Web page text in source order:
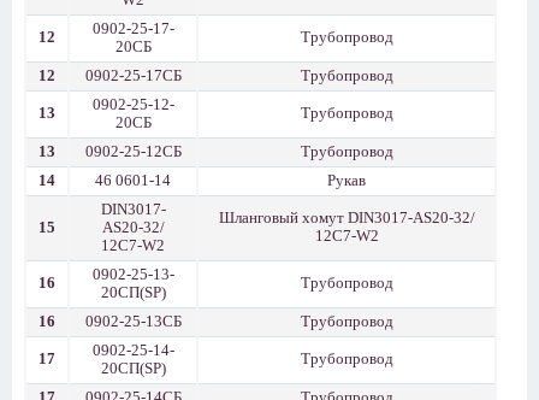
12
0902-25-17-
20СБ
Трубопровод
12 0902-25-17СБ Трубопровод
13
0902-25-12-
20СБ
Трубопровод
13 0902-25-12СБ
Трубопровод
14
46 0601-14 Рукав
15
DIN3017-
АS20-32/
12C7-W2
Шланговый хомут DIN3017-АS20-32/
12C7-W2
16
0902-25-13-
20СП(SP)
Трубопровод
16 0902-25-13СБ Трубопровод
17
0902-25-14-
20СП(SP)
Трубопровод